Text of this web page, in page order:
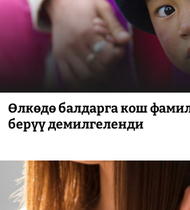
Өлкөдө балдарга кош
берүү демилгеленди